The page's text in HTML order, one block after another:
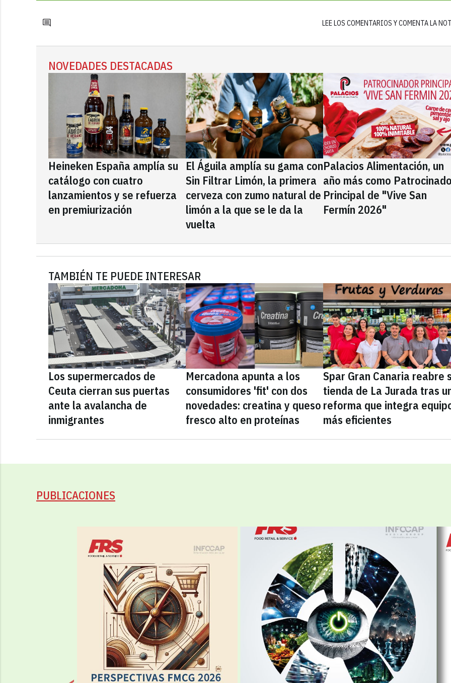
LEE LOS COMENTARIOS Y COMENTA LA
NOVEDADES DESTACADAS
Heineken España amplía su
catálogo con cuatro
lanzamientos y se refuerza
en premiurización
El Águila amplía su gama con
Sin Filtrar Limón, la primera
cerveza con zumo natural de
limón a la que se le da la
vuelta
Palacios Alimentación, un
año más como
Principal de "Vive San
Fermín 2026"
TAMBIÉN TE PUEDE INTERESAR
Los supermercados de
Ceuta cierran sus puertas
ante la avalancha de
inmigrantes
Mercadona apunta a los
consumidores 'fit' con dos
novedades: creatina y queso
fresco alto en proteínas
Spar Gran Canaria reabre
tienda de La Jurada tras
reforma que integra
más eficientes
PUBLICACIONES